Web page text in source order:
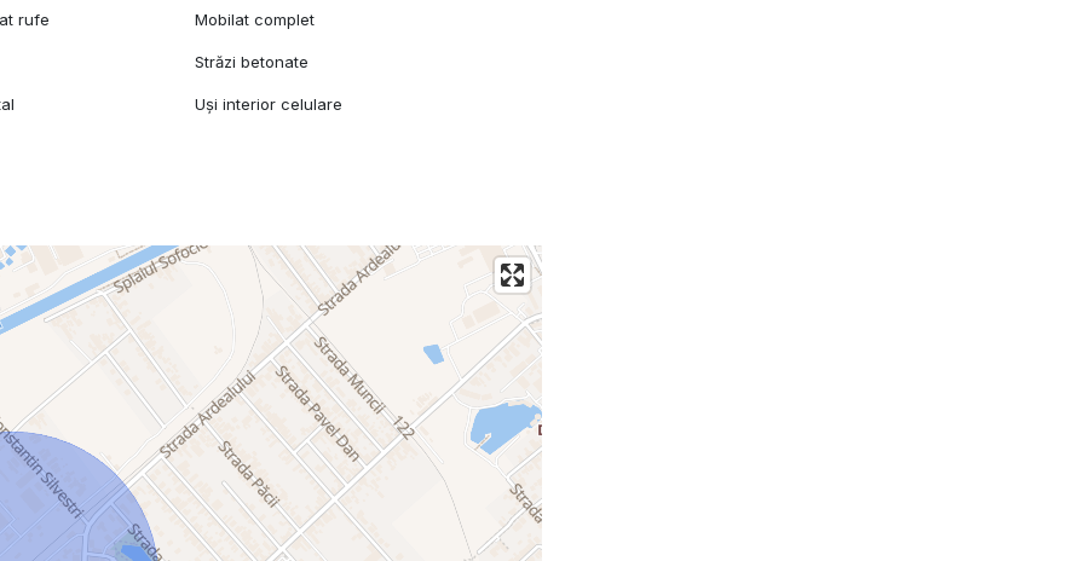
rufe Mobilat complet
Străzi betonate
Uși interior celulare